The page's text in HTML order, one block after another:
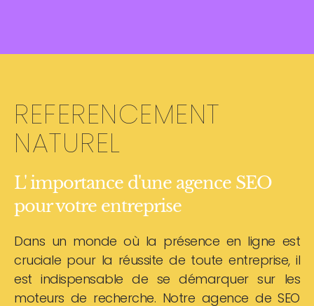
REFERENCEMENT
NATUREL
L' importance d'une agence SEO
pour votre entreprise
Dans un monde où la présence en ligne est
cruciale pour la réussite de toute entreprise, il
est indispensable de se démarquer sur les
moteurs de recherche. Notre agence de SEO